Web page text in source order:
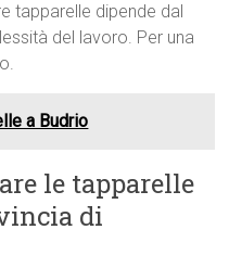
tapparelle dipende dal
del lavoro. Per una
a Budrio
le tapparelle
di